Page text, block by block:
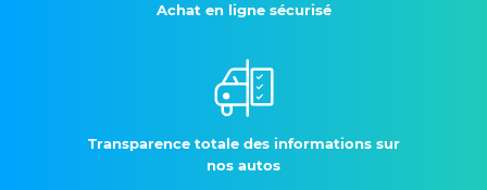
Achat en ligne sécurisé
Transparence totale des informations sur
nos autos